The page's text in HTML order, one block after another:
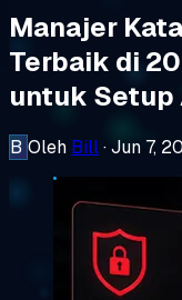
Manajer
Terbaik di
untuk Setup
B Oleh Bill·Jun 7,